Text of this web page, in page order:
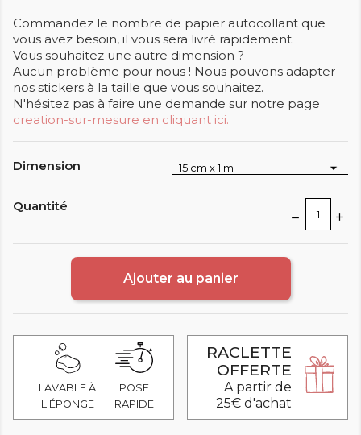
Commandez le nombre de papier autocollant que
vous avez besoin, il vous sera livré rapidement.
Vous souhaitez une autre dimension ?
Aucun problème pour nous ! Nous pouvons adapter
nos stickers à la taille que vous souhaitez.
N'hésitez pas à faire une demande sur notre page
creation-sur-mesure en cliquant ici.
Dimension
Quantité
Ajouter au panier
LAVABLE À
L'ÉPONGE
POSE
RAPIDE
RACLETTE
OFFERTE
A partir de
25€ d'achat